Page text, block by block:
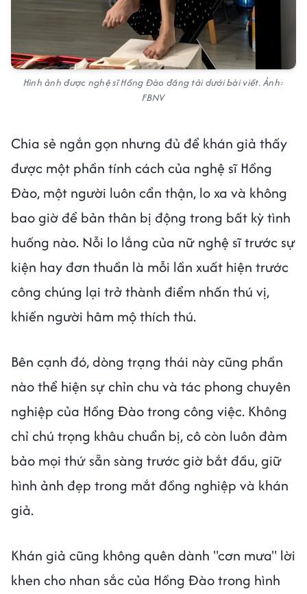
Hình ảnh được nghệ sĩ Hồng Đào đăng tải dưới bài viết. Ảnh:
FBNV
Chia sẻ ngắn gọn nhưng đủ để khán giả thấy
được một phần tính cách của nghệ sĩ Hồng
Đào, một người luôn cẩn thận, lo xa và không
bao giờ để bản thân bị động trong bất kỳ tình
huống nào. Nỗi lo lắng của nữ nghệ sĩ trước sự
kiện hay đơn thuần là mỗi lần xuất hiện trước
công chúng lại trở thành điểm nhấn thú vị,
khiến người hâm mộ thích thú.
Bên cạnh đó, dòng trạng thái này cũng phần
nào thể hiện sự chỉn chu và tác phong chuyên
nghiệp của Hồng Đào trong công việc. Không
chỉ chú trọng khâu chuẩn bị, cô còn luôn đảm
bảo mọi thứ sẵn sàng trước giờ bắt đầu, giữ
hình ảnh đẹp trong mắt đồng nghiệp và khán
giả.
Khán giả cũng không quên dành "cơn mưa" lời
khen cho nhan sắc của Hồng Đào trong hình